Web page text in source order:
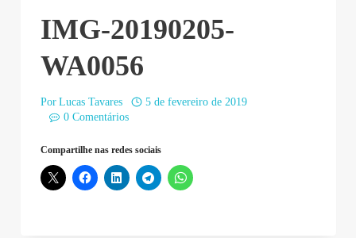
IMG-20190205-
WA0056
Por Lucas Tavares
5 de fevereiro de 2019
0 Comentários
Compartilhe nas redes sociais